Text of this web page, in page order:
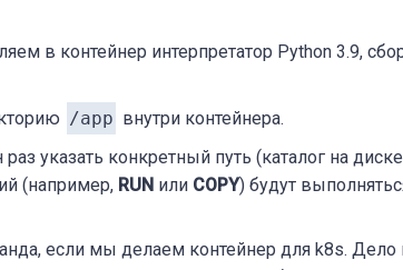
в контейнер интерпретатор Python 3.9,
/app внутри контейнера.
указать конкретный путь (каталог на
(например, RUN или COPY) будут
если мы делаем контейнер для k8s. Дело